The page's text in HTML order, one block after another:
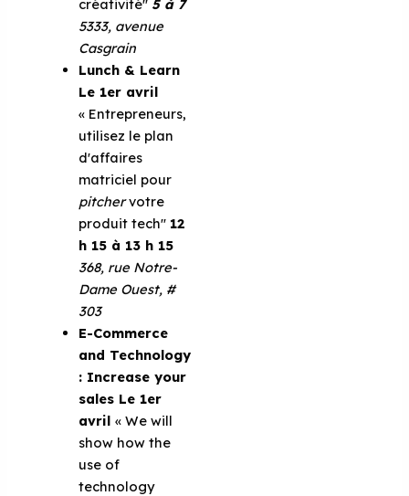
créativité'' 5 à 7
5333, avenue
Casgrain
Lunch & Learn
Le 1er avril
« Entrepreneurs,
utilisez le plan
d'affaires
matriciel pour
pitchervotre
produit tech''12
h 15 à 13 h 15
368, rue Notre-
Dame Ouest, #
303
E-Commerce
and Technology
: Increase your
sales Le 1er
avril« We will
show how the
use of
technology